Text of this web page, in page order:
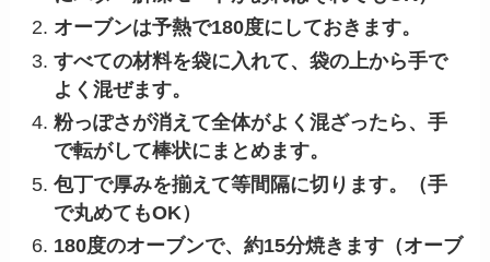
オーブンは予熱で180度にしておきます。
すべての材料を袋に入れて、袋の上から手で
よく混ぜます。
粉っぽさが消えて全体がよく混ざったら、手
で転がして棒状にまとめます。
包丁で厚みを揃えて等間隔に切ります。（手
で丸めてもOK）
180度のオーブンで、約15分焼きます（オーブ